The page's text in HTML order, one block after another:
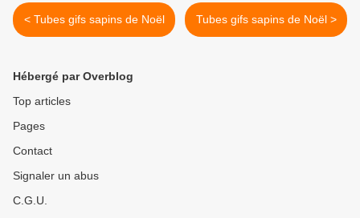
< Tubes gifs sapins de Noël Tubes gifs sapins de Noël >
Hébergé par Overblog
Top articles
Pages
Contact
Signaler un abus
C.G.U.